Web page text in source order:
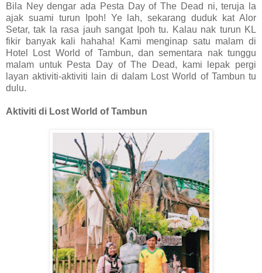
Bila Ney dengar ada Pesta Day of The Dead ni, teruja la
ajak suami turun Ipoh! Ye lah, sekarang duduk kat Alor
Setar, tak la rasa jauh sangat Ipoh tu. Kalau nak turun KL
fikir banyak kali hahaha! Kami menginap satu malam di
Hotel Lost World of Tambun, dan sementara nak tunggu
malam untuk Pesta Day of The Dead, kami lepak pergi
layan aktiviti-aktiviti lain di dalam Lost World of Tambun tu
dulu.
Aktiviti di Lost World of Tambun